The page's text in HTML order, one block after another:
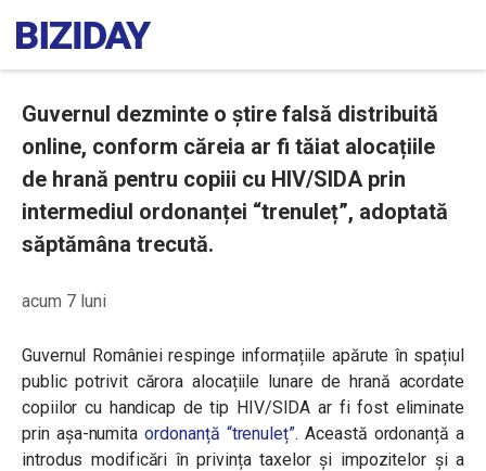
Guvernul dezminte o știre falsă distribuită
online, conform căreia ar fi tăiat alocațiile
de hrană pentru copiii cu HIV/SIDA prin
intermediul ordonanței “trenuleț”, adoptată
săptămâna trecută.
acum 7 luni
Guvernul României respinge informațiile apărute în spațiul
public potrivit cărora alocațiile lunare de hrană acordate
copiilor cu handicap de tip HIV/SIDA ar fi fost eliminate
prin așa-numitaordonanță “trenuleț”. Această ordonanță a
introdusmodificări în privința taxelor și impozitelor și a